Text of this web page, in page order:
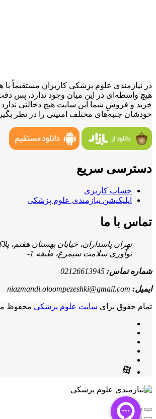
در نیازمندی علوم پزشکی کاربران مستقیماً
هیچ واسطه‌ای در این میان وجود ندارد، پس
خرید و فروشِ شما این سایت هیچ دخالتی ندارد و
خودشان جنبه‌های مختلف امنیتی را در نظر
دسترسی سریع
حساب کاربری
اپلیکیشن نیازمندی علوم پزشکی
تماس با ما
نوآوری سلامت سیمرغ، طبقه 1-
شماره تماس: 02126613945
ایمیل: niazmandi.oloompezeshki@gmail.com
تمام حقوق برای سایت علوم پزشکی محفوظ